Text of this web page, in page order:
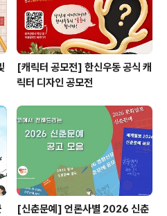
[캐릭터 공모전] 한신우동 공식 캐
릭터 디자인 공모전
[신춘문예] 언론사별 2026 신춘